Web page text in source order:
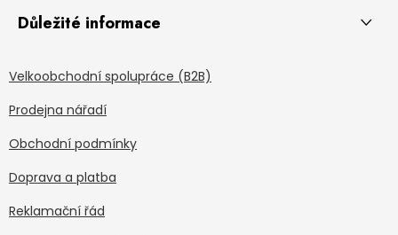
Důležité informace
Velkoobchodní spolupráce (B2B)
Prodejna nářadí
Obchodní podmínky
Doprava a platba
Reklamační řád